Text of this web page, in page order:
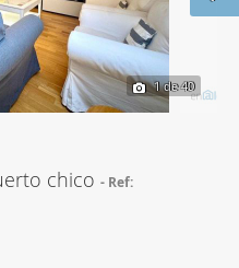
1de 40
chico
Ref: